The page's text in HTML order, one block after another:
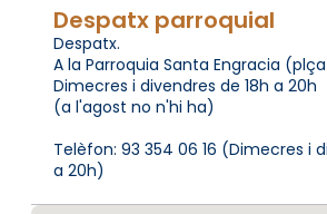
Despatx parroquial
Despatx.
A la Parroquia Santa Engracia
Dimecres i divendres de 18h a 20h
(a l'agost no n'hi ha)
Telèfon: 93 354 06 16 (Dimecres i
a 20h)